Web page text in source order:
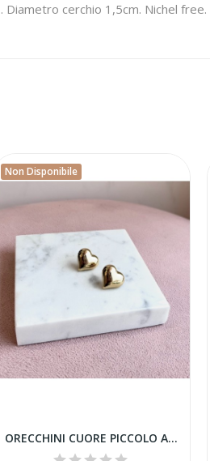
cerchio 1,5cm. Nichel free.
Non Disponibile
ORECCHINI CUORE PICCOLO ACCIAIO